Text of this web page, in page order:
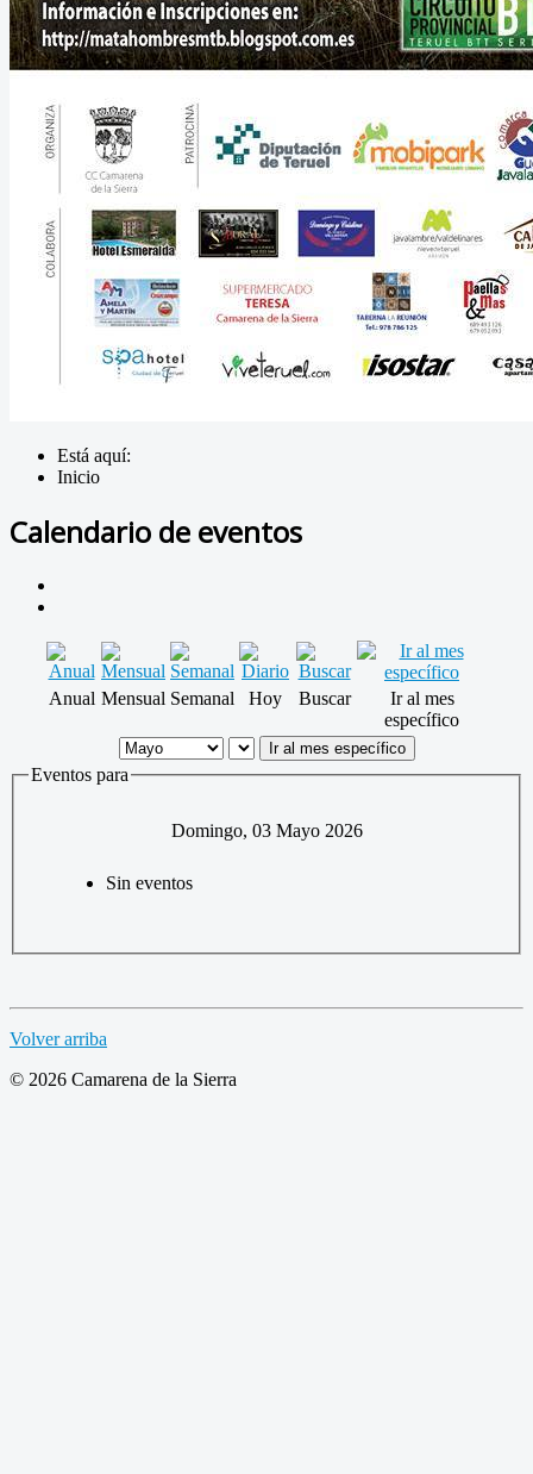
Está aquí:
Inicio
Calendario de eventos
Anual Mensual Semanal Hoy Buscar
Ir al mes
específico
Ir al mes específico
Eventos para
Domingo, 03 Mayo 2026
Sin eventos
Volver arriba
© 2026 Camarena de la Sierra